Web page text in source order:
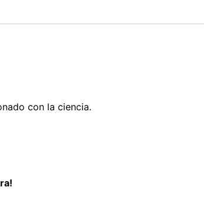
con la ciencia.